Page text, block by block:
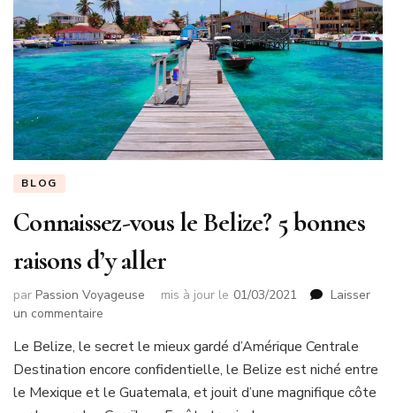
BLOG
Connaissez-vous le Belize? 5 bonnes
raisons d’y aller
par Passion Voyageuse mis à jour le 01/03/2021
Laisser
un commentaire
vous
le
Belize?
Le Belize, le secret le mieux gardé d’Amérique Centrale
Destination encore confidentielle, le Belize est niché entre
le Mexique et le Guatemala, et jouit d’une magnifique côte